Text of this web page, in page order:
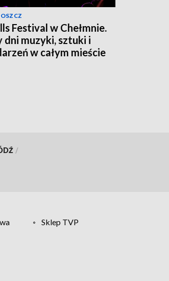
Festival w Chełmnie.
dni muzyki, sztuki i
w całym mieście
/
Sklep TVP